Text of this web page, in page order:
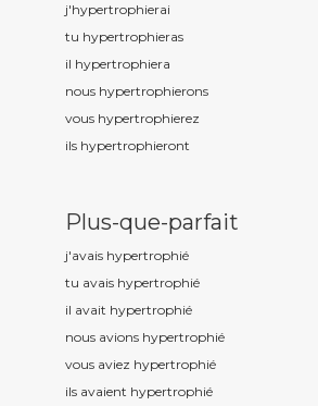
j'hypertrophierai
tu hypertrophieras
il hypertrophiera
nous hypertrophierons
vous hypertrophierez
ils hypertrophieront
Plus-que-parfait
j'avais hypertrophié
tu avais hypertrophié
il avait hypertrophié
nous avions hypertrophié
vous aviez hypertrophié
ils avaient hypertrophié